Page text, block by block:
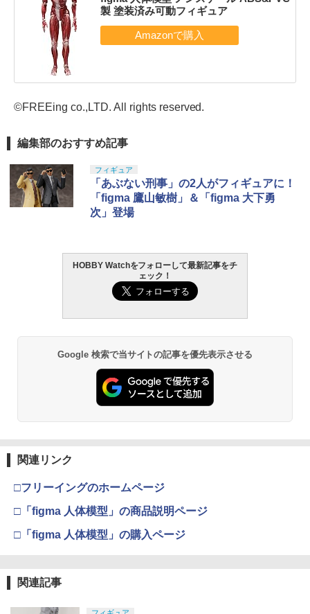
製 塗装済み可動フィギュア
©FREEing co.,LTD. All rights reserved.
編集部のおすすめ記事
フィギュア
「あぶない刑事」の2人がフィギュアに！
「figma 鷹山敏樹」＆「figma 大下勇
次」登場
HOBBY Watchをフォローして最新記事をチ
ェック！
Google 検索で当サイトの記事を優先表示させる
関連リンク
□フリーイングのホームページ
□「figma 人体模型」の商品説明ページ
□「figma 人体模型」の購入ページ
関連記事
フィギュア